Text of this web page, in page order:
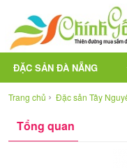
ĐẶC SẢN ĐÀ NẴNG
Trang chủ › Đặc sản Tây
Tổng quan